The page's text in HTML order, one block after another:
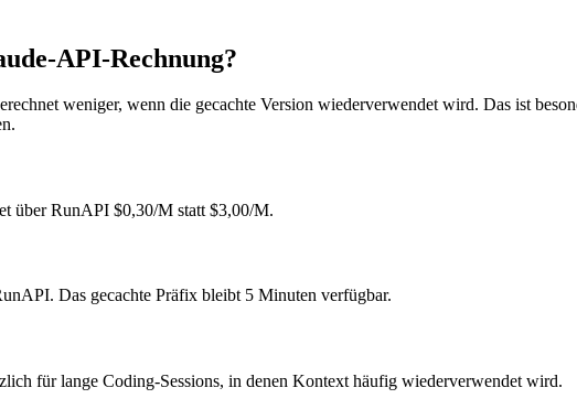
API-Rechnung?
weniger, wenn die gecachte Version wiederverwendet wird. Das ist
über RunAPI $0,30/M statt $3,00/M.
Das gecachte Präfix bleibt 5 Minuten verfügbar.
für lange Coding-Sessions, in denen Kontext häufig wiederverwendet wird.